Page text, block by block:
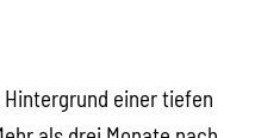
einer tiefen